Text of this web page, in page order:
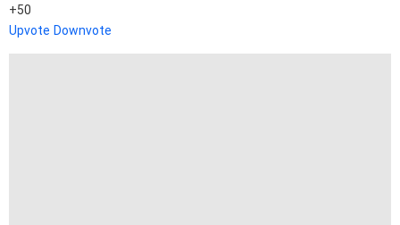
50
Upvote Downvote